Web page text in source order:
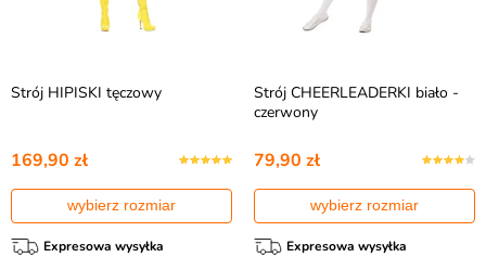
Strój HIPISKI tęczowy
169,90 zł
wybierz rozmiar
Expresowa wysyłka
Strój CHEERLEADERKI biało -
czerwony
79,90 zł
wybierz rozmiar
Expresowa wysyłka